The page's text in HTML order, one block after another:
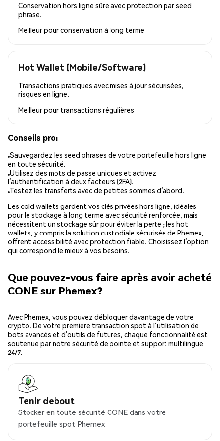
Conservation hors ligne sûre avec protection par seed
phrase.
Meilleur pourconservation à long terme
Hot Wallet (Mobile/Software)
Transactions pratiques avec mises à jour sécurisées,
risques en ligne.
Meilleur pour transactions régulières
Conseils pro:
Sauvegardez les seed phrases de votre portefeuille hors ligne
en toute sécurité.
Utilisez des mots de passe uniques et activez
l’authentification à deux facteurs (2FA).
Testez les transferts avec de petites sommes d’abord.
Les cold wallets gardent vos clés privées hors ligne, idéales
pour le stockage à long terme avec sécurité renforcée, mais
nécessitent un stockage sûr pour éviter la perte ; les hot
wallets, y compris la solution custodiale sécurisée de Phemex,
offrent accessibilité avec protection fiable. Choisissez l’option
qui correspond le mieux à vos besoins.
Que pouvez-vous faire après avoir acheté
CONE sur Phemex?
Avec Phemex, vous pouvez débloquer davantage de votre
crypto. De votre première transaction spot à l’utilisation de
bots avancés et d’outils de futures, chaque fonctionnalité est
soutenue par notre sécurité de pointe et support multilingue
24/7.
Tenir debout
Stocker en toute sécurité CONE dans votre
portefeuille spot Phemex